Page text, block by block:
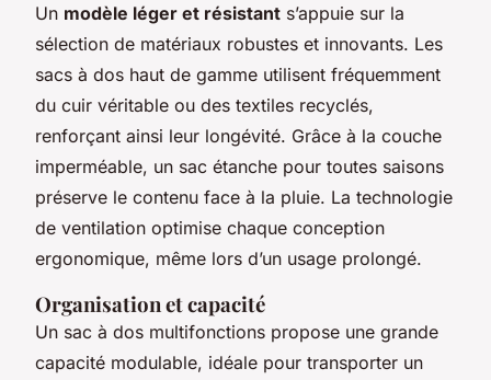
Un modèle léger et résistant s’appuie sur la
sélection de matériaux robustes et innovants. Les
sacs à dos haut de gamme utilisent fréquemment
du cuir véritable ou des textiles recyclés,
renforçant ainsi leur longévité. Grâce à la couche
imperméable, un sac étanche pour toutes saisons
préserve le contenu face à la pluie. La technologie
de ventilation optimise chaque conception
ergonomique, même lors d’un usage prolongé.
Organisation et capacité
Un sac à dos multifonctions propose une grande
capacité modulable, idéale pour transporter un